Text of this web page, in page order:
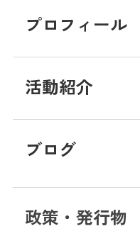
プロフィール
活動紹介
ブログ
政策・発行物